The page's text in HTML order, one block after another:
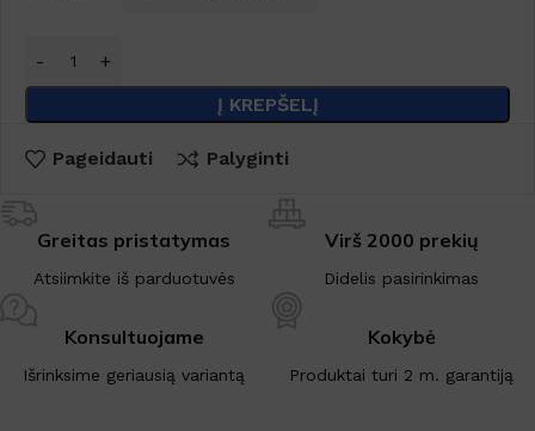
Į KREPŠELĮ
Pageidauti Palyginti
Greitas pristatymas
Atsiimkite iš parduotuvės
Virš 2000 prekių
Didelis pasirinkimas
Konsultuojame
Išrinksime geriausią variantą
Kokybė
Produktai turi 2 m. garantiją